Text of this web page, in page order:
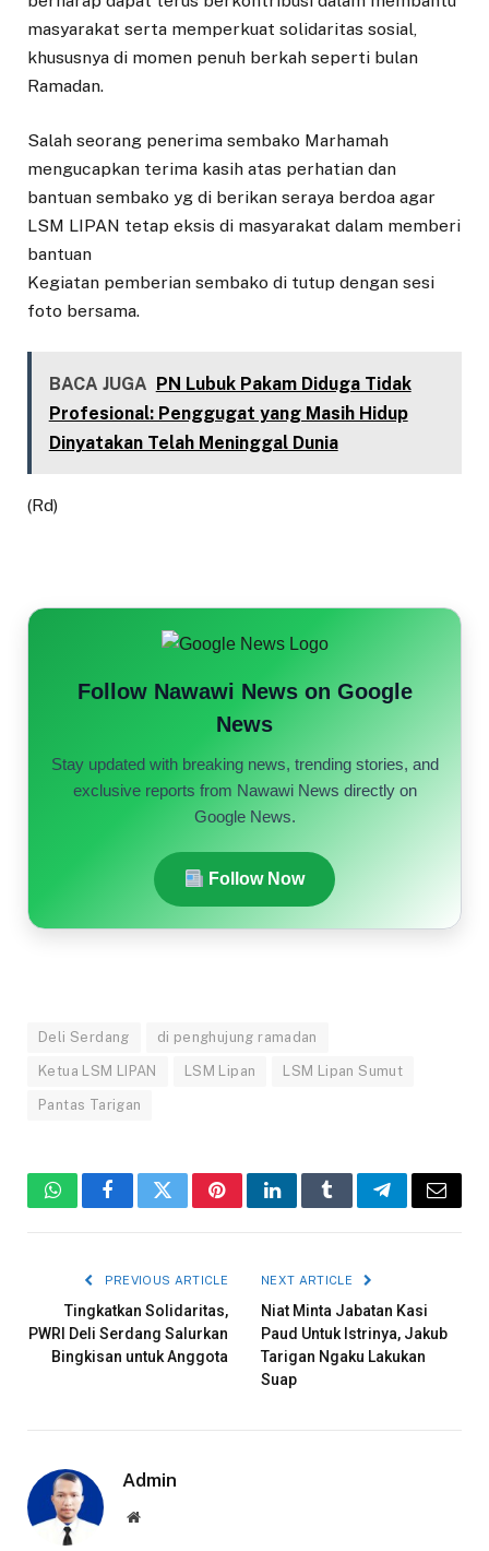
masyarakat serta memperkuat solidaritas sosial,
khususnya di momen penuh berkah seperti bulan
Ramadan.
Salah seorang penerima sembako Marhamah
mengucapkan terima kasih atas perhatian dan
bantuan sembako yg di berikan seraya berdoa agar
LSM LIPAN tetap eksis di masyarakat dalam memberi
bantuan
Kegiatan pemberian sembako di tutup dengan sesi
foto bersama.
BACA JUGA PN Lubuk Pakam Diduga Tidak
Profesional: Penggugat yang Masih Hidup
Dinyatakan Telah Meninggal Dunia
(Rd)
Follow Nawawi News on Google
News
Stay updated with breaking news, trending stories, and
exclusive reports from Nawawi News directly on
Google News.
Follow Now
Deli Serdang di penghujung ramadan
Ketua LSM LIPAN LSM Lipan LSM Lipan Sumut
Pantas Tarigan
WhatsAppFacebookTwitterPinterestLinkedInTumblrTelegramEmail
PREVIOUS ARTICLE
Tingkatkan Solidaritas,
PWRI Deli Serdang Salurkan
Bingkisan untuk Anggota
NEXT ARTICLE
Niat Minta Jabatan Kasi
Paud Untuk Istrinya, Jakub
Tarigan Ngaku Lakukan
Suap
Admin
Website